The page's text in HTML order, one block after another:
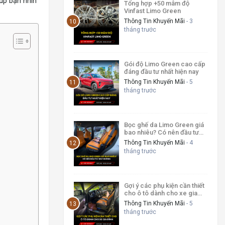
Tổng hợp +50 mâm độ
Vinfast Limo Green
Thông Tin Khuyến Mãi - 3
tháng trước
Gói độ Limo Green cao cấp
đáng đầu tư nhất hiện nay
Thông Tin Khuyến Mãi - 5
tháng trước
Bọc ghế da Limo Green giá
bao nhiêu? Có nên đầu tư
hay không
Thông Tin Khuyến Mãi - 4
tháng trước
Gợi ý các phụ kiện cần thiết
cho ô tô dành cho xe gia
đình
Thông Tin Khuyến Mãi - 5
tháng trước